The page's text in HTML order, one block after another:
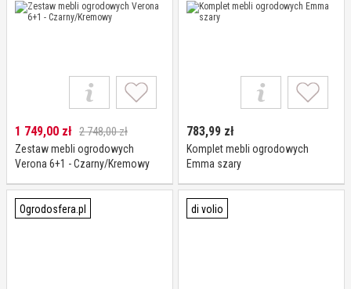
1 749,00 zł 2 748,00 zł
Zestaw mebli ogrodowych
Verona 6+1 - Czarny/Kremowy
783,99 zł
Komplet mebli ogrodowych
Emma szary
Ogrodosfera.pl di volio